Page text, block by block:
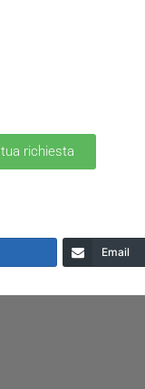
richiesta
Email